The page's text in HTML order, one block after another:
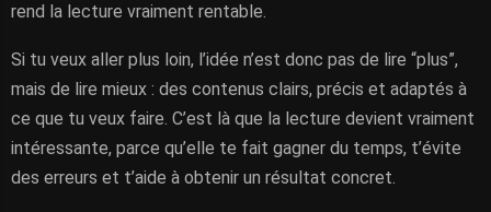
rend la lecture vraiment rentable.
Si tu veux aller plus loin, l’idée n’est donc pas de lire “plus”,
mais de lire mieux : des contenus clairs, précis et adaptés à
ce que tu veux faire. C’est là que la lecture devient vraiment
intéressante, parce qu’elle te fait gagner du temps, t’évite
des erreurs et t’aide à obtenir un résultat concret.